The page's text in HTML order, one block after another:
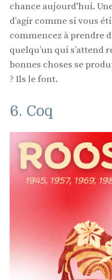
chance aujourd'hui.
d’agir comme si vous
commencez à prendre
quelqu’un qui s’attend
bonnes choses se
? Ils le font.
6. Coq